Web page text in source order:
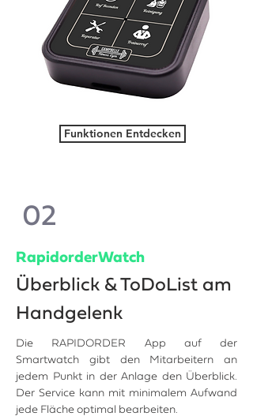
Funktionen Entdecken
02
RapidorderWatch
Überblick & ToDoList am
Handgelenk
Die RAPIDORDER App auf der
Smartwatch gibt den Mitarbeitern an
jedem Punkt in der Anlage den Überblick.
Der Service kann mit minimalem Aufwand
jede Fläche optimal bearbeiten.